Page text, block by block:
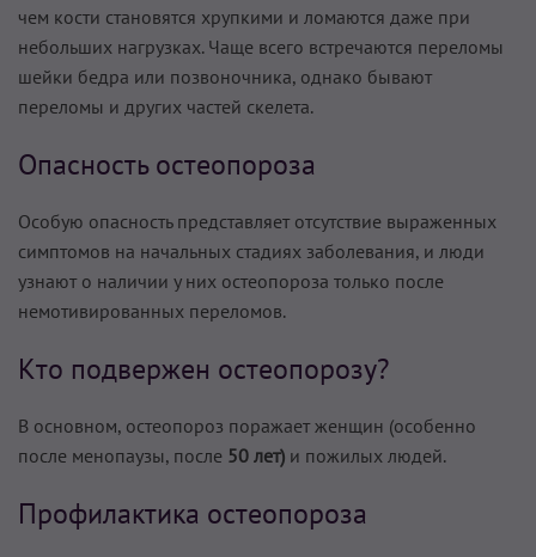
чем кости становятся хрупкими и ломаются даже при
небольших нагрузках. Чаще всего встречаются переломы
шейки бедра или позвоночника, однако бывают
переломы и других частей скелета.
Опасность остеопороза
Особую опасность представляет отсутствие выраженных
симптомов на начальных стадиях заболевания, и люди
узнают о наличии у них остеопороза только после
немотивированных переломов.
Кто подвержен остеопорозу?
В основном, остеопороз поражает женщин (особенно
после менопаузы, после 50 лет) и пожилых людей.
Профилактика остеопороза